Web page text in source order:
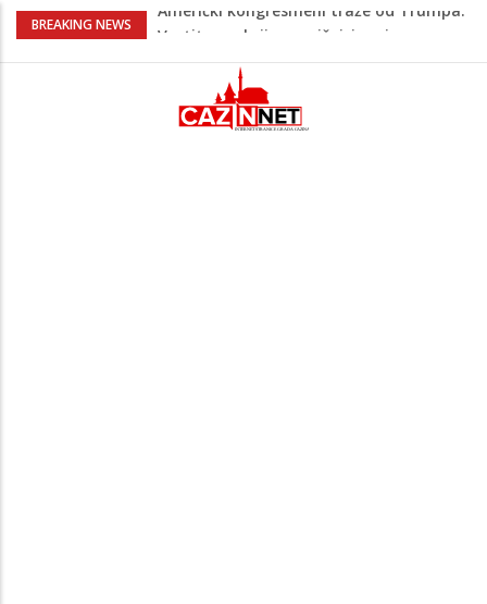
BREAKING NEWS
Lana Pudar predvodi BiH na EP: Pariz
Zašto nekim ljudima treba više sna nego
drugima: Razlozi bi vas mogli iznenaditi
Barbarez o igračima iz dijaspore: Da su